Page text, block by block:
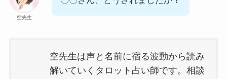
空先生
空先生は声と名前に宿る波動から読み
解いていくタロット占い師です。相談